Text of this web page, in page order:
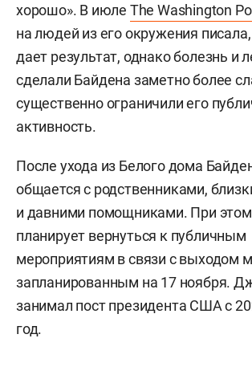
хорошо». В июле The Washington
на людей из его окружения
дает результат, однако болезнь и
сделали Байдена заметно более
существенно ограничили его
активность.
После ухода из Белого дома
общается с родственниками,
и давними помощниками. При
планирует вернуться к публичным
мероприятиям в связи с выходом
запланированным на 17 ноября.
занимал пост президента США с
год.